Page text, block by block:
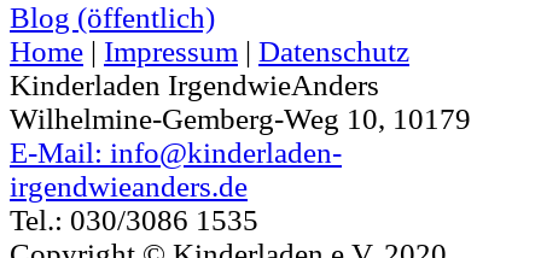
Blog (öffentlich)
Home | Impressum | Datenschutz
Kinderladen IrgendwieAnders
Wilhelmine-Gemberg-Weg 10, 10179
E-Mail: info@kinderladen-
irgendwieanders.de
Tel.: 030/3086 1535